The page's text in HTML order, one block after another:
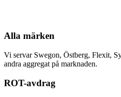
Alla märken
Vi servar Swegon, Östberg, Flexit,
andra aggregat på marknaden.
ROT-avdrag